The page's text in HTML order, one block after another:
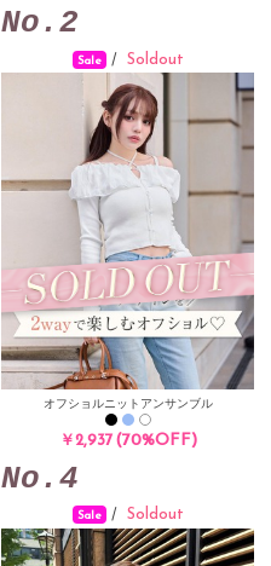
No.2
Sale / Soldout
オフショルニットアンサンブル
￥2,937(70%OFF)
No.4
Sale / Soldout